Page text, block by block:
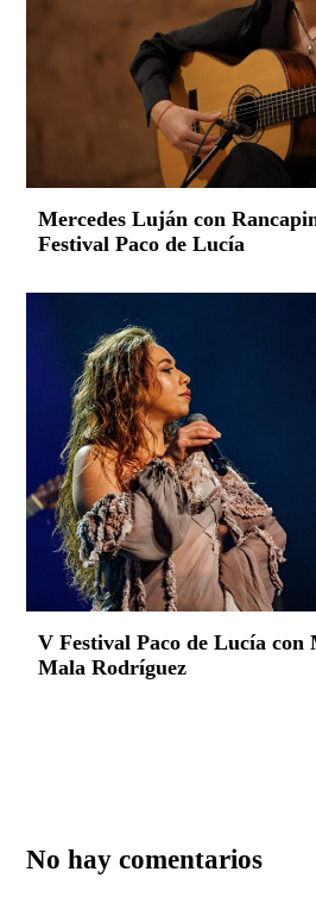
Mercedes Luján con
Festival Paco de Lucía
V Festival Paco de Lucía
Mala Rodríguez
No hay comentarios